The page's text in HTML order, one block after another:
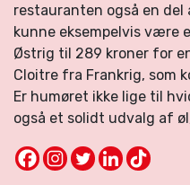
restauranten også en
kunne eksempelvis være
Østrig til 289 kroner for
Cloitre fra Frankrig, som
Er humøret ikke lige til
også et solidt udvalg af